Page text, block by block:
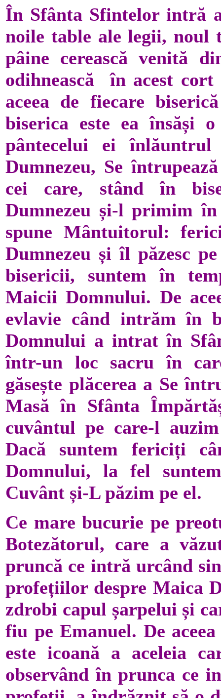
În Sfânta Sfintelor intră
noile table ale legii, noul
pâine cerească venită
odihnească în acest
aceea de fiecare
biserica este ea însăși
pântecelui ei
Dumnezeu, Se
cei care, stând în
Dumnezeu și-l primim
spune Mântuitorul:
Dumnezeu și îl păzesc
bisericii, suntem în
Maicii Domnului. De
evlavie când intrăm în
Domnului a intrat în
într-un loc sacru în
găsește plăcerea a Se
Masă în Sfânta
cuvântul pe care-l
Dacă suntem fericiți
Domnului, la fel
Cuvânt și-L păzim pe el.
Ce mare bucurie pe
Botezătorul, care a
pruncă ce intră urcând
profețiilor despre Maica
zdrobi capul șarpelui și
fiu pe Emanuel. De
este icoană a aceleia
observând în prunca ce